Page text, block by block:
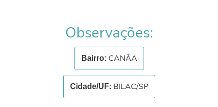
Observações:
Bairro: CANÂA
Cidade/UF: BILAC/SP